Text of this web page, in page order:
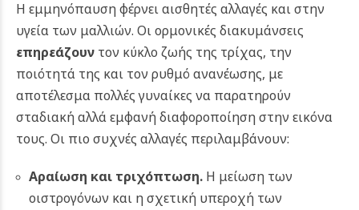
Η εμμηνόπαυση φέρνει αισθητές αλλαγές και στην
υγεία των μαλλιών. Οι ορμονικές διακυμάνσεις
επηρεάζουν τον κύκλο ζωής της τρίχας, την
ποιότητά της και τον ρυθμό ανανέωσης, με
αποτέλεσμα πολλές γυναίκες να παρατηρούν
σταδιακή αλλά εμφανή διαφοροποίηση στην εικόνα
τους. Οι πιο συχνές αλλαγές περιλαμβάνουν:
Αραίωση και τριχόπτωση.Η μείωση των
οιστρογόνων και η σχετική υπεροχή των